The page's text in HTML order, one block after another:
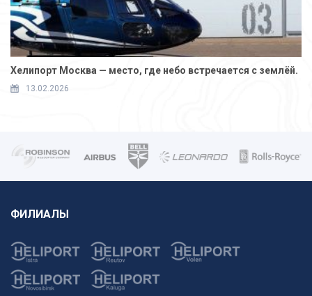
Хелипорт Москва — место, где небо встречается с землёй.
13.02.2026
ФИЛИАЛЫ